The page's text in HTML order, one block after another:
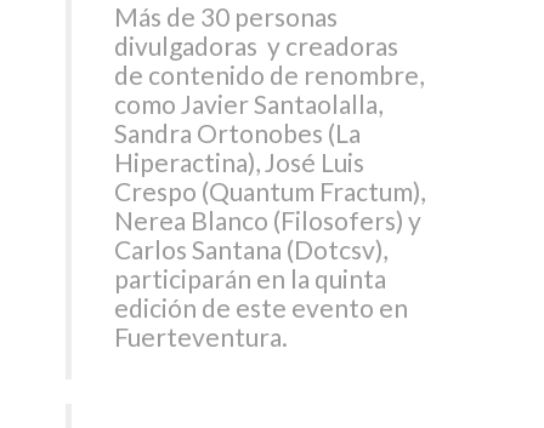
Más de 30 personas
divulgadoras y creadoras
de contenido de renombre,
como Javier Santaolalla,
Sandra Ortonobes (La
Hiperactina), José Luis
Crespo (Quantum Fractum),
Nerea Blanco (Filosofers) y
Carlos Santana (Dotcsv),
participarán en la quinta
edición de este evento en
Fuerteventura.